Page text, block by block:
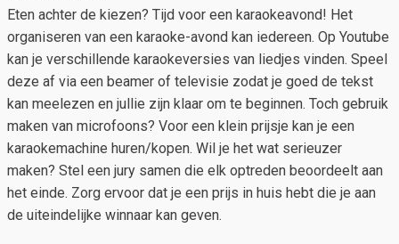
Eten achter de kiezen? Tijd voor een karaokeavond! Het
organiseren van een karaoke-avond kan iedereen. Op Youtube
kan je verschillende karaokeversies van liedjes vinden. Speel
deze af via een beamer of televisie zodat je goed de tekst
kan meelezen en jullie zijn klaar om te beginnen. Toch gebruik
maken van microfoons? Voor een klein prijsje kan je een
karaokemachine huren/kopen. Wil je het wat serieuzer
maken? Stel een jury samen die elk optreden beoordeelt aan
het einde. Zorg ervoor dat je een prijs in huis hebt die je aan
de uiteindelijke winnaar kan geven.